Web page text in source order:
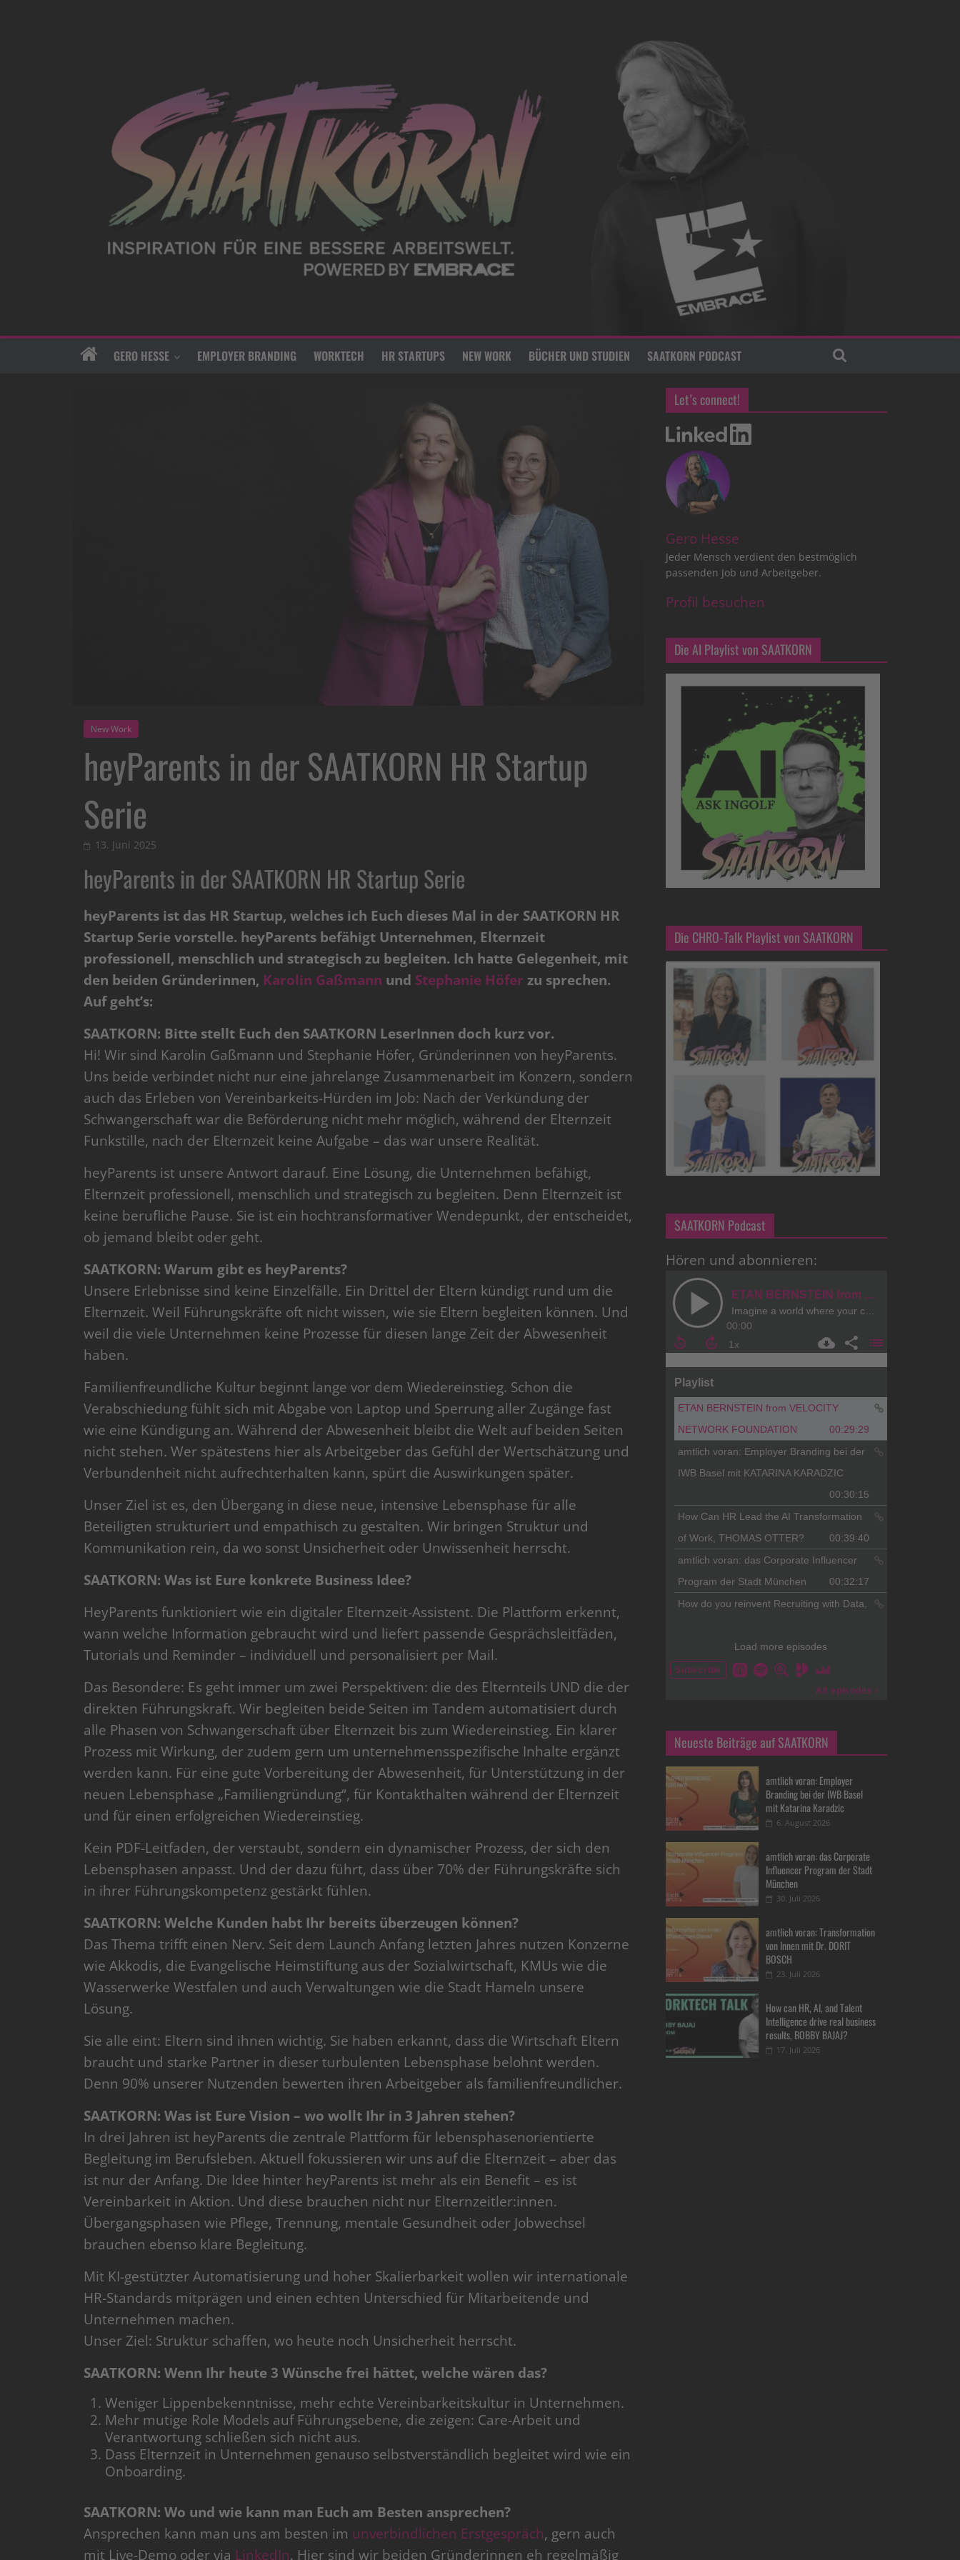
GERO HESSE EMPLOYER BRANDING WORKTECH HR STARTUPS NEW WORK BÜCHER UND STUDIEN SAATKORN PODCAST
New Work
heyParents in der SAATKORN HR Startup
Serie
13. Juni 2025
heyParents in der SAATKORN HR Startup Serie
heyParents ist das HR Startup, welches ich Euch dieses Mal in der SAATKORN HR
Startup Serie vorstelle. heyParents befähigt Unternehmen, Elternzeit
professionell, menschlich und strategisch zu begleiten. Ich hatte Gelegenheit, mit
den beiden Gründerinnen, Karolin Gaßmann und Stephanie Höfer zu sprechen.
Auf geht’s:
SAATKORN: Bitte stellt Euch den SAATKORN LeserInnen doch kurz vor.
Hi! Wir sind Karolin Gaßmann und Stephanie Höfer, Gründerinnen von heyParents.
Uns beide verbindet nicht nur eine jahrelange Zusammenarbeit im Konzern, sondern
auch das Erleben von Vereinbarkeits-Hürden im Job: Nach der Verkündung der
Schwangerschaft war die Beförderung nicht mehr möglich, während der Elternzeit
Funkstille, nach der Elternzeit keine Aufgabe – das war unsere Realität.
heyParents ist unsere Antwort darauf. Eine Lösung, die Unternehmen befähigt,
Elternzeit professionell, menschlich und strategisch zu begleiten. Denn Elternzeit ist
keine berufliche Pause. Sie ist ein hochtransformativer Wendepunkt, der entscheidet,
ob jemand bleibt oder geht.
SAATKORN: Warum gibt es heyParents?
Unsere Erlebnisse sind keine Einzelfälle. Ein Drittel der Eltern kündigt rund um die
Elternzeit. Weil Führungskräfte oft nicht wissen, wie sie Eltern begleiten können. Und
weil die viele Unternehmen keine Prozesse für diesen lange Zeit der Abwesenheit
haben.
Familienfreundliche Kultur beginnt lange vor dem Wiedereinstieg. Schon die
Verabschiedung fühlt sich mit Abgabe von Laptop und Sperrung aller Zugänge fast
wie eine Kündigung an. Während der Abwesenheit bleibt die Welt auf beiden Seiten
nicht stehen. Wer spätestens hier als Arbeitgeber das Gefühl der Wertschätzung und
Verbundenheit nicht aufrechterhalten kann, spürt die Auswirkungen später.
Unser Ziel ist es, den Übergang in diese neue, intensive Lebensphase für alle
Beteiligten strukturiert und empathisch zu gestalten. Wir bringen Struktur und
Kommunikation rein, da wo sonst Unsicherheit oder Unwissenheit herrscht.
SAATKORN: Was ist Eure konkrete Business Idee?
HeyParents funktioniert wie ein digitaler Elternzeit-Assistent. Die Plattform erkennt,
wann welche Information gebraucht wird und liefert passende Gesprächsleitfäden,
Tutorials und Reminder – individuell und personalisiert per Mail.
Das Besondere: Es geht immer um zwei Perspektiven: die des Elternteils UND die der
direkten Führungskraft. Wir begleiten beide Seiten im Tandem automatisiert durch
alle Phasen von Schwangerschaft über Elternzeit bis zum Wiedereinstieg. Ein klarer
Prozess mit Wirkung, der zudem gern um unternehmensspezifische Inhalte ergänzt
werden kann. Für eine gute Vorbereitung der Abwesenheit, für Unterstützung in der
neuen Lebensphase „Familiengründung“, für Kontakthalten während der Elternzeit
und für einen erfolgreichen Wiedereinstieg.
Kein PDF-Leitfaden, der verstaubt, sondern ein dynamischer Prozess, der sich den
Lebensphasen anpasst. Und der dazu führt, dass über 70% der Führungskräfte sich
in ihrer Führungskompetenz gestärkt fühlen.
SAATKORN: Welche Kunden habt Ihr bereits überzeugen können?
Das Thema trifft einen Nerv. Seit dem Launch Anfang letzten Jahres nutzen Konzerne
wie Akkodis, die Evangelische Heimstiftung aus der Sozialwirtschaft, KMUs wie die
Wasserwerke Westfalen und auch Verwaltungen wie die Stadt Hameln unsere
Lösung.
Sie alle eint: Eltern sind ihnen wichtig. Sie haben erkannt, dass die Wirtschaft Eltern
braucht und starke Partner in dieser turbulenten Lebensphase belohnt werden.
Denn 90% unserer Nutzenden bewerten ihren Arbeitgeber als familienfreundlicher.
SAATKORN: Was ist Eure Vision – wo wollt Ihr in 3 Jahren stehen?
In drei Jahren ist heyParents die zentrale Plattform für lebensphasenorientierte
Begleitung im Berufsleben. Aktuell fokussieren wir uns auf die Elternzeit – aber das
ist nur der Anfang. Die Idee hinter heyParents ist mehr als ein Benefit – es ist
Vereinbarkeit in Aktion. Und diese brauchen nicht nur Elternzeitler:innen.
Übergangsphasen wie Pflege, Trennung, mentale Gesundheit oder Jobwechsel
brauchen ebenso klare Begleitung.
Mit KI-gestützter Automatisierung und hoher Skalierbarkeit wollen wir internationale
HR-Standards mitprägen und einen echten Unterschied für Mitarbeitende und
Unternehmen machen.
Unser Ziel: Struktur schaffen, wo heute noch Unsicherheit herrscht.
SAATKORN: Wenn Ihr heute 3 Wünsche frei hättet, welche wären das?
Weniger Lippenbekenntnisse, mehr echte Vereinbarkeitskultur in Unternehmen.
Mehr mutige Role Models auf Führungsebene, die zeigen: Care-Arbeit und
Verantwortung schließen sich nicht aus.
Dass Elternzeit in Unternehmen genauso selbstverständlich begleitet wird wie ein
Onboarding.
SAATKORN: Wo und wie kann man Euch am Besten ansprechen?
Ansprechen kann man uns am besten im unverbindlichen Erstgespräch, gern auch
mit Live-Demo oder via LinkedIn. Hier sind wir beiden Gründerinnen eh regelmäßig
Let’s connect!
Gero Hesse
Jeder Mensch verdient den bestmöglich
passenden Job und Arbeitgeber.
Profil besuchen
Die AI Playlist von SAATKORN
Die CHRO-Talk Playlist von SAATKORN
SAATKORN Podcast
Hören und abonnieren:
Neueste Beiträge auf SAATKORN
amtlich voran: Employer
Branding bei der IWB Basel
mit Katarina Karadzic
6. August 2026
amtlich voran: das Corporate
Influencer Program der Stadt
München
30. Juli 2026
amtlich voran: Transformation
von Innen mit Dr. DORIT
BOSCH
23. Juli 2026
How can HR, AI, and Talent
Intelligence drive real business
results, BOBBY BAJAJ?
17. Juli 2026